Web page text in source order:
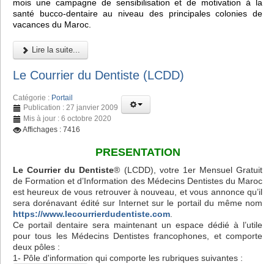
mois une campagne de sensibilisation et de motivation à la
santé bucco-dentaire au niveau des principales colonies de
vacances du Maroc.
Lire la suite...
Le Courrier du Dentiste (LCDD)
Catégorie : Portail
Publication : 27 janvier 2009
Mis à jour : 6 octobre 2020
Affichages : 7416
PRESENTATION
Le Courrier du Dentiste® (LCDD), votre 1er Mensuel Gratuit
de Formation et d’Information des Médecins Dentistes du Maroc
est heureux de vous retrouver à nouveau, et vous annonce qu’il
sera dorénavant édité sur Internet sur le portail du même nom
https://www.lecourrierdudentiste.com
Ce portail dentaire sera maintenant un espace dédié à l’utile
pour tous les Médecins Dentistes francophones, et comporte
deux pôles :
1- Pôle d'information qui comporte les rubriques suivantes :